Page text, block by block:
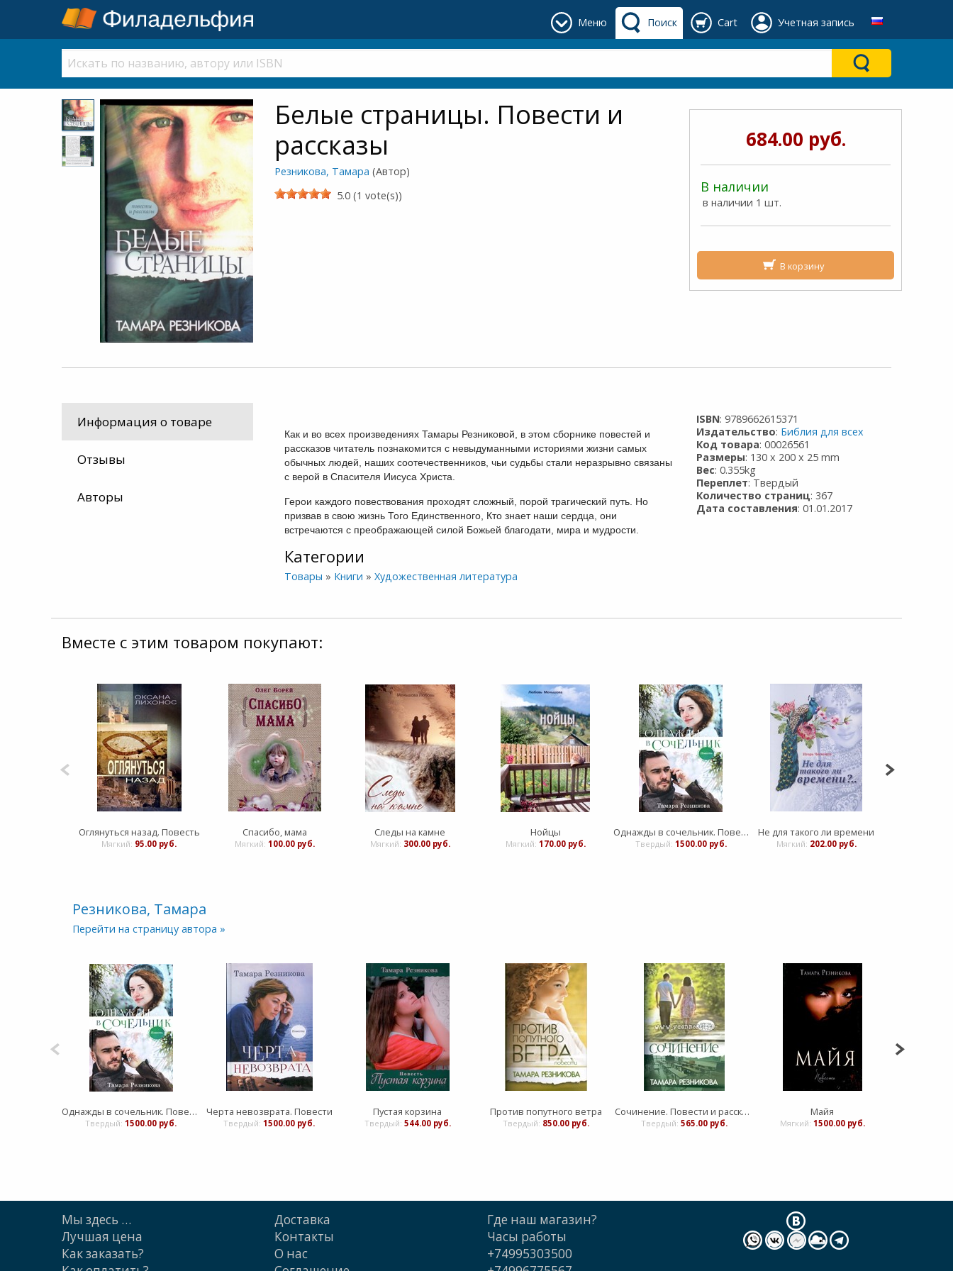
Меню Поиск Cart Учетная запись
Белые страницы. Повести и
рассказы
Резникова, Тамара (Автор)
5.0 (1 vote(s))
684.00 руб.
В наличии
в наличии 1 шт.
В корзину
Информация о товаре
Отзывы
Авторы
Как и во всех произведениях Тамары Резниковой, в этом сборнике повестей и
рассказов читатель познакомится с невыдуманными историями жизни самых
обычных людей, наших соотечественников, чьи судьбы стали неразрывно связаны
с верой в Спасителя Иисуса Христа.
Герои каждого повествования проходят сложный, порой трагический путь. Но
призвав в свою жизнь Того Единственного, Кто знает наши сердца, они
встречаются с преображающей силой Божьей благодати, мира и мудрости.
Категории
Товары » Книги »Художественная литература
ISBN: 9789662615371
Издательство: Библия для всех
Код товара: 00026561
Размеры: 130 x 200 x 25 mm
Вес: 0.355kg
Переплет: Твердый
Количество страниц: 367
Дата составления: 01.01.2017
Вместе с этим товаром покупают:
Оглянуться назад. Повесть
Мягкий: 95.00 руб.
Спасибо, мама
Мягкий: 100.00 руб.
Следы на камне
Мягкий: 300.00 руб.
Нойцы
Мягкий: 170.00 руб.
Однажды в сочельник. Повесть
Твердый: 1500.00 руб.
Не для такого ли времени
Мягкий: 202.00 руб.
Резникова, Тамара
Перейти на страницу автора »
Однажды в сочельник. Повесть
Твердый: 1500.00 руб.
Черта невозврата. Повести
Твердый: 1500.00 руб.
Пустая корзина
Твердый: 544.00 руб.
Против попутного ветра
Твердый: 850.00 руб.
Сочинение. Повести и рассказы
Твердый: 565.00 руб.
Майя
Мягкий: 1500.00 руб.
Мы здесь …
Лучшая цена
Как заказать?
Доставка
Контакты
О нас
Где наш магазин?
Часы работы
+74995303500